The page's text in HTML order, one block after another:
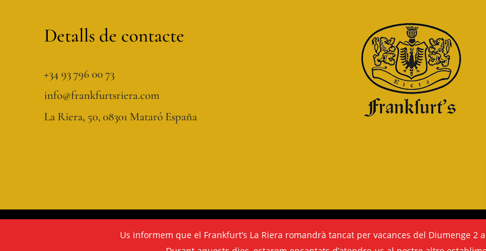
Detalls de contacte
+34 93 796 00 73
info@frankfurtsriera.com
La Riera, 50, 08301 Mataró España
Copyright © 2026 Frankfurts Riera | Dissenyat perD&D Serveis
Us informem que el Frankfurt’s La Riera romandrà tancat per vacances del Diumenge 2